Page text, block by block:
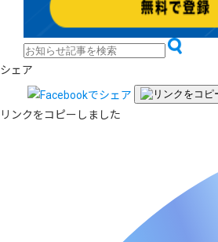
シェア
リンクをコピーしました